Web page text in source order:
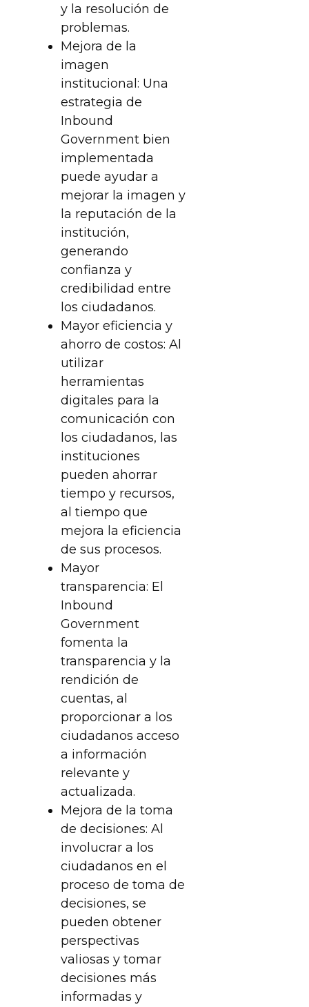
y la resolución de
problemas.
Mejora de la
imagen
institucional: Una
estrategia de
Inbound
Government bien
implementada
puede ayudar a
mejorar la imagen y
la reputación de la
institución,
generando
confianza y
credibilidad entre
los ciudadanos.
Mayor eficiencia y
ahorro de costos: Al
utilizar
herramientas
digitales para la
comunicación con
los ciudadanos, las
instituciones
pueden ahorrar
tiempo y recursos,
al tiempo que
mejora la eficiencia
de sus procesos.
Mayor
transparencia: El
Inbound
Government
fomenta la
transparencia y la
rendición de
cuentas, al
proporcionar a los
ciudadanos acceso
a información
relevante y
actualizada.
Mejora de la toma
de decisiones: Al
involucrar a los
ciudadanos en el
proceso de toma de
decisiones, se
pueden obtener
perspectivas
valiosas y tomar
decisiones más
informadas y